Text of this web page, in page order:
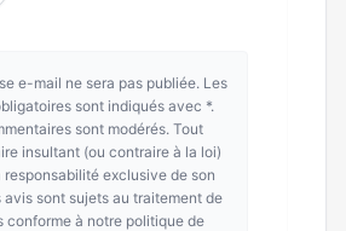
e-mail ne sera pas publiée. Les
sont indiqués avec *.
sont modérés. Tout
insultant (ou contraire à la loi)
responsabilité exclusive de son
avis sont sujets au traitement de
conforme à notre politique de